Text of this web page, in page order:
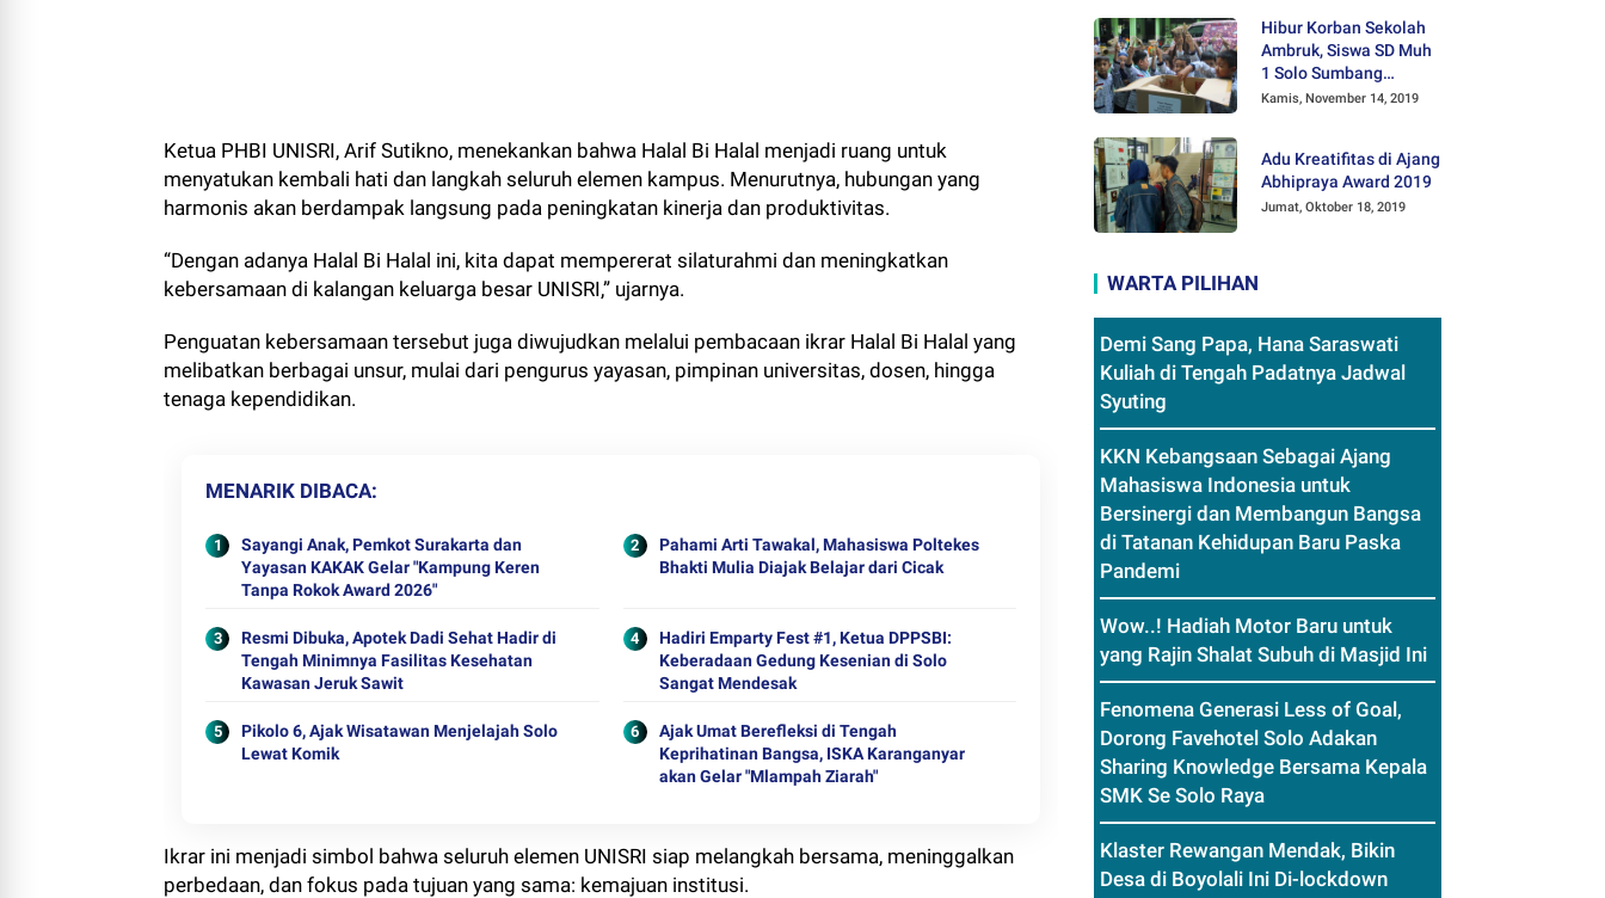
Ketua PHBI UNISRI, Arif Sutikno, menekankan bahwa Halal Bi Halal menjadi ruang untuk
menyatukan kembali hati dan langkah seluruh elemen kampus. Menurutnya, hubungan yang
harmonis akan berdampak langsung pada peningkatan kinerja dan produktivitas.
“Dengan adanya Halal Bi Halal ini, kita dapat mempererat silaturahmi dan meningkatkan
kebersamaan di kalangan keluarga besar UNISRI,” ujarnya.
Penguatan kebersamaan tersebut juga diwujudkan melalui pembacaan ikrar Halal Bi Halal yang
melibatkan berbagai unsur, mulai dari pengurus yayasan, pimpinan universitas, dosen, hingga
tenaga kependidikan.
MENARIK DIBACA
Sayangi Anak, Pemkot Surakarta dan
Yayasan KAKAK Gelar "Kampung Keren
Tanpa Rokok Award 2026"
Pahami Arti Tawakal, Mahasiswa Poltekes
Bhakti Mulia Diajak Belajar dari Cicak
Resmi Dibuka, Apotek Dadi Sehat Hadir di
Tengah Minimnya Fasilitas Kesehatan
Kawasan Jeruk Sawit
Hadiri Emparty Fest #1, Ketua DPPSBI:
Keberadaan Gedung Kesenian di Solo
Sangat Mendesak
Pikolo 6, Ajak Wisatawan Menjelajah Solo
Lewat Komik
Ajak Umat Berefleksi di Tengah
Keprihatinan Bangsa, ISKA Karanganyar
akan Gelar "Mlampah Ziarah"
Ikrar ini menjadi simbol bahwa seluruh elemen UNISRI siap melangkah bersama, meninggalkan
perbedaan, dan fokus pada tujuan yang sama: kemajuan institusi.
Hibur Korban Sekolah
Ambruk, Siswa SD Muh
1 Solo Sumbang
Mainan Othok-othok
Kamis, November 14, 2019
Adu Kreatifitas di Ajang
Abhipraya Award 2019
Jumat, Oktober 18, 2019
WARTA PILIHAN
Demi Sang Papa, Hana Saraswati
Kuliah di Tengah Padatnya Jadwal
Syuting
KKN Kebangsaan Sebagai Ajang
Mahasiswa Indonesia untuk
Bersinergi dan Membangun Bangsa
di Tatanan Kehidupan Baru Paska
Pandemi
Wow..! Hadiah Motor Baru untuk
yang Rajin Shalat Subuh di Masjid Ini
Fenomena Generasi Less of Goal,
Dorong Favehotel Solo Adakan
Sharing Knowledge Bersama Kepala
SMK Se Solo Raya
Klaster Rewangan Mendak, Bikin
Desa di Boyolali Ini Di-lockdown